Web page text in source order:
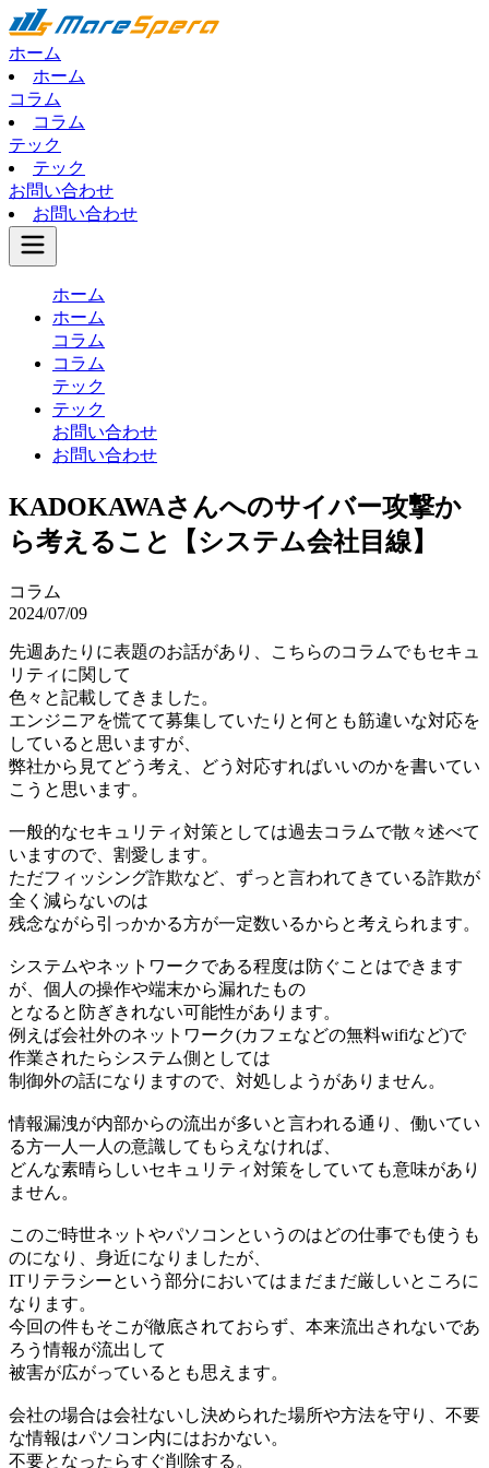
ホーム
ホーム
コラム
コラム
テック
テック
お問い合わせ
お問い合わせ
ホーム
ホーム
コラム
コラム
テック
テック
お問い合わせ
お問い合わせ
KADOKAWAさんへのサイバー攻撃か
ら考えること【システム会社目線】
コラム
2024/07/09
先週あたりに表題のお話があり、こちらのコラムでもセキュ
リティに関して
色々と記載してきました。
エンジニアを慌てて募集していたりと何とも筋違いな対応を
していると思いますが、
弊社から見てどう考え、どう対応すればいいのかを書いてい
こうと思います。
一般的なセキュリティ対策としては過去コラムで散々述べて
いますので、割愛します。
ただフィッシング詐欺など、ずっと言われてきている詐欺が
全く減らないのは
残念ながら引っかかる方が一定数いるからと考えられます。
システムやネットワークである程度は防ぐことはできます
が、個人の操作や端末から漏れたもの
となると防ぎきれない可能性があります。
例えば会社外のネットワーク(カフェなどの無料wifiなど)で
作業されたらシステム側としては
制御外の話になりますので、対処しようがありません。
情報漏洩が内部からの流出が多いと言われる通り、働いてい
る方一人一人の意識してもらえなければ、
どんな素晴らしいセキュリティ対策をしていても意味があり
ません。
このご時世ネットやパソコンというのはどの仕事でも使うも
のになり、身近になりましたが、
ITリテラシーという部分においてはまだまだ厳しいところに
なります。
今回の件もそこが徹底されておらず、本来流出されないであ
ろう情報が流出して
被害が広がっているとも思えます。
会社の場合は会社ないし決められた場所や方法を守り、不要
な情報はパソコン内にはおかない。
不要となったらすぐ削除する。